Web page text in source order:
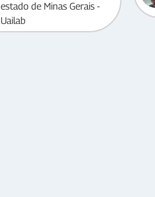
estado de Minas Gerais -
Uailab